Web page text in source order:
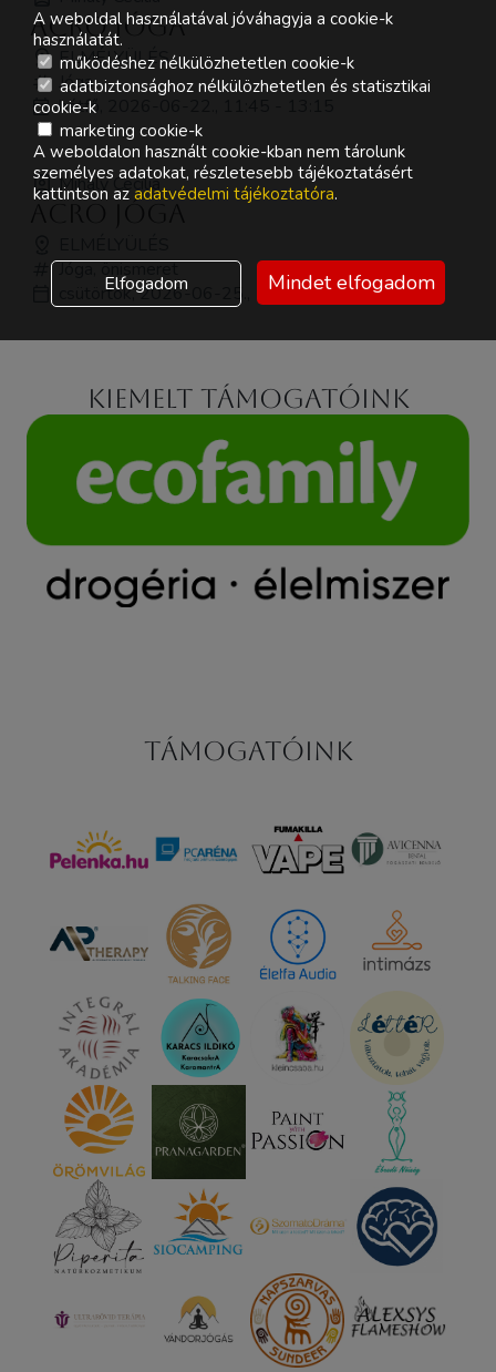
Acro Jóga
ELMÉLYÜLÉS
Jóga
hétfő, 2026-06-22., 11:45 - 13:15
Mihály Cecília
Jóga, önismeret
csütörtök, 2026-06-25., 13:30 - 15:00
Kiemelt támogatóink
Támogatóink
A weboldal használatával jóváhagyja a cookie-k
használatát.
működéshez nélkülözhetetlen cookie-k
adatbiztonsághoz nélkülözhetetlen és statisztikai
cookie-k
marketing cookie-k
A weboldalon használt cookie-kban nem tárolunk
személyes adatokat, részletesebb tájékoztatásért
kattintson az adatvédelmi tájékoztatóra.
Elfogadom Mindet elfogadom